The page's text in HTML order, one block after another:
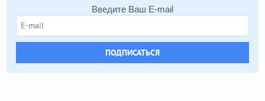
Введите Ваш E-mail
ПОДПИСАТЬСЯ